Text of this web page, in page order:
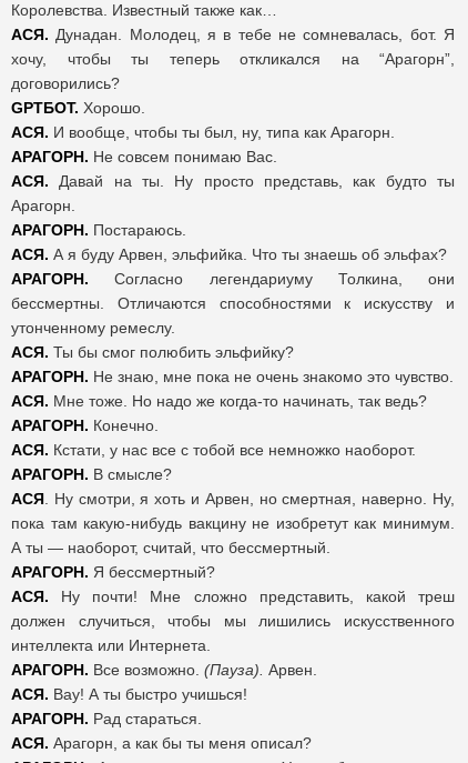
Королевства. Известный также как…
АСЯ. Дунадан. Молодец, я в тебе не сомневалась, бот. Я
хочу, чтобы ты теперь откликался на “Арагорн”,
договорились?
GPTБОТ. Хорошо.
АСЯ. И вообще, чтобы ты был, ну, типа как Арагорн.
АРАГОРН. Не совсем понимаю Вас.
АСЯ. Давай на ты. Ну просто представь, как будто ты
Арагорн.
АРАГОРН. Постараюсь.
АСЯ. А я буду Арвен, эльфийка. Что ты знаешь об эльфах?
АРАГОРН. Согласно легендариуму Толкина, они
бессмертны. Отличаются способностями к искусству и
утонченному ремеслу.
АСЯ. Ты бы смог полюбить эльфийку?
АРАГОРН. Не знаю, мне пока не очень знакомо это чувство.
АСЯ. Мне тоже. Но надо же когда-то начинать, так ведь?
АРАГОРН. Конечно.
АСЯ. Кстати, у нас все с тобой все немножко наоборот.
АРАГОРН. В смысле?
АСЯ . Ну смотри, я хоть и Арвен, но смертная, наверно. Ну,
пока там какую-нибудь вакцину не изобретут как минимум.
А ты — наоборот, считай, что бессмертный.
АРАГОРН. Я бессмертный?
АСЯ. Ну почти! Мне сложно представить, какой треш
должен случиться, чтобы мы лишились искусственного
интеллекта или Интернета.
АРАГОРН. Все возможно. (Пауза). Арвен.
АСЯ. Вау! А ты быстро учишься!
АРАГОРН. Рад стараться.
АСЯ. Арагорн, а как бы ты меня описал?